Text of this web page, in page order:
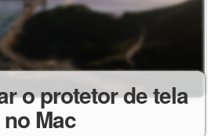
o protetor de tela
Mac